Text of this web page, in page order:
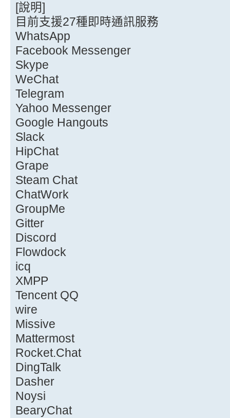
[說明]
目前支援27種即時通訊服務
WhatsApp
Facebook Messenger
Skype
WeChat
Telegram
Yahoo Messenger
Google Hangouts
Slack
HipChat
Grape
Steam Chat
ChatWork
GroupMe
Gitter
Discord
Flowdock
icq
XMPP
Tencent QQ
wire
Missive
Mattermost
Rocket.Chat
DingTalk
Dasher
Noysi
BearyChat